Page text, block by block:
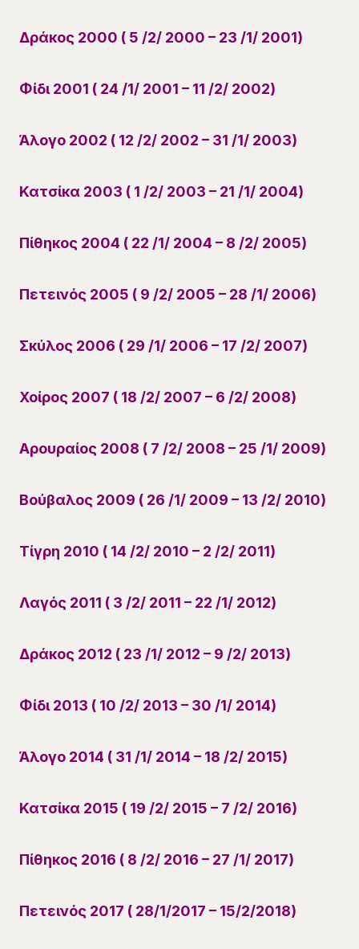
Δράκος 2000 ( 5 /2/ 2000 – 23 /1/ 2001)
Φίδι 2001 ( 24 /1/ 2001 – 11 /2/ 2002)
Άλογο 2002 ( 12 /2/ 2002 – 31 /1/ 2003)
Κατσίκα 2003 ( 1 /2/ 2003 – 21 /1/ 2004)
Πίθηκος 2004 ( 22 /1/ 2004 – 8 /2/ 2005)
Πετεινός 2005 ( 9 /2/ 2005 – 28 /1/ 2006)
Σκύλος 2006 ( 29 /1/ 2006 – 17 /2/ 2007)
Χοίρος 2007 ( 18 /2/ 2007 – 6 /2/ 2008)
Αρουραίος 2008 ( 7 /2/ 2008 – 25 /1/ 2009)
Βούβαλος 2009 ( 26 /1/ 2009 – 13 /2/ 2010)
Τίγρη 2010 ( 14 /2/ 2010 – 2 /2/ 2011)
Λαγός 2011 ( 3 /2/ 2011 – 22 /1/ 2012)
Δράκος 2012 ( 23 /1/ 2012 – 9 /2/ 2013)
Φίδι 2013 ( 10 /2/ 2013 – 30 /1/ 2014)
Άλογο 2014 ( 31 /1/ 2014 – 18 /2/ 2015)
Κατσίκα 2015 ( 19 /2/ 2015 – 7 /2/ 2016)
Πίθηκος 2016 ( 8 /2/ 2016 – 27 /1/ 2017)
Πετεινός 2017 ( 28/1/2017 – 15/2/2018)